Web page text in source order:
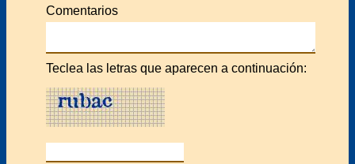
Comentarios
Teclea las letras que aparecen a continuación: